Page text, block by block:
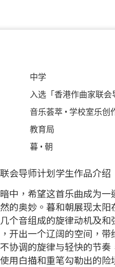
中学
入选「香港作曲家联会
音乐荟萃 • 学校室乐创
教育局
暮 • 朝
会导师计划学生作品介绍
中，希望这首乐曲成为
的奥妙。暮和朝展现太
几个音组成的旋律动机及
开出一个辽阔的空间，
协调的旋律与轻快的节
使用白描和重笔勾勒出的